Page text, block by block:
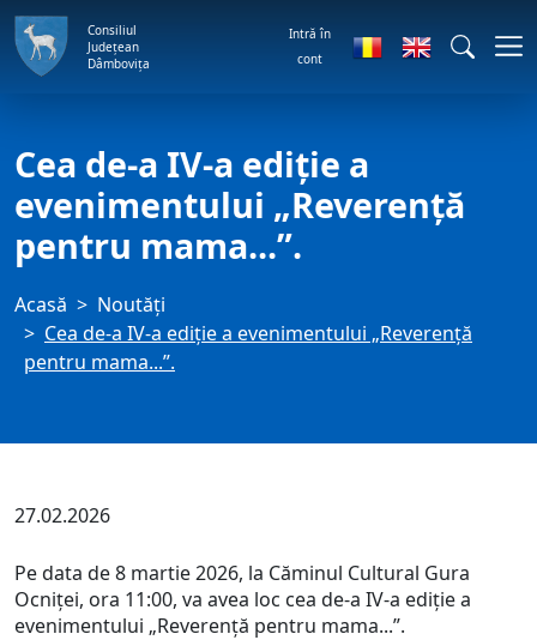
Consiliul
Județean
Dâmbovița
Intră în
cont
Cea de-a IV-a ediție a
evenimentului „Reverență
pentru mama...”.
Acasă
Noutăți
Cea de-a IV-a ediție a evenimentului „Reverență
pentru mama...”.
27.02.2026
Pe data de 8 martie 2026, la Căminul Cultural Gura
Ocniței, ora 11:00, va avea loc cea de-a IV-a ediție a
evenimentului „Reverență pentru mama...”.